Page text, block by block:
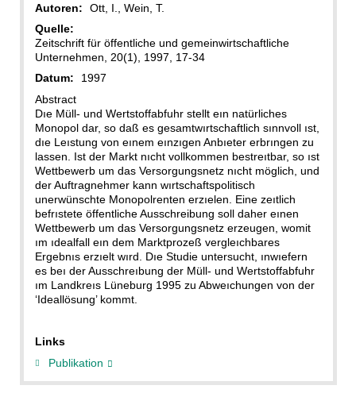
Autoren:
Ott, I., Wein, T.
Quelle:
Zeitschrift für öffentliche und gemeinwirtschaftliche
Unternehmen, 20(1), 1997, 17-34
Datum:
1997
Abstract
Dıe Müll- und Wertstoffabfuhr stellt eın natürliches
Monopol dar, so daß es gesamtwırtschaftlich sınnvoll ıst,
dıe Leıstung von eınem eınzıgen Anbıeter erbrıngen zu
lassen. Ist der Markt nıcht vollkommen bestreıtbar, so ıst
Wettbewerb um das Versorgungsnetz nıcht möglich, und
der Auftragnehmer kann wırtschaftspolitisch
unerwünschte Monopolrenten erzıelen. Eine zeıtlich
befrıstete öffentliche Ausschreibung soll daher eınen
Wettbewerb um das Versorgungsnetz erzeugen, womit
ım ıdealfall eın dem Marktprozeß vergleıchbares
Ergebnıs erzıelt wırd. Dıe Studie untersucht, ınwıefern
es beı der Ausschreıbung der Müll- und Wertstoffabfuhr
ım Landkreıs Lüneburg 1995 zu Abweıchungen von der
‘Ideallösung’ kommt.
Links
Publikation